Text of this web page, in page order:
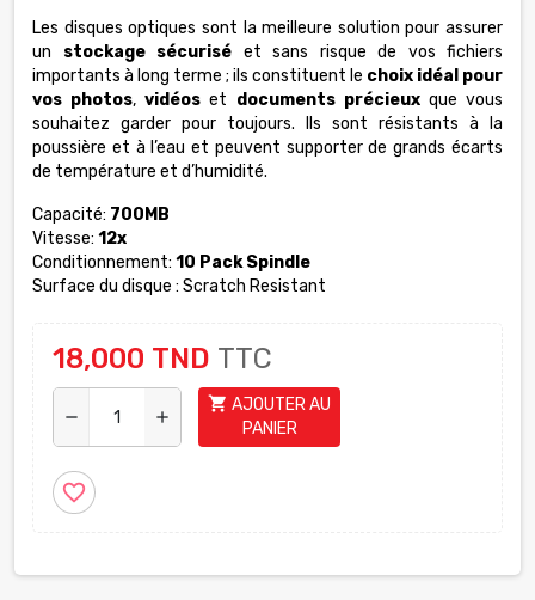
Les disques optiques sont la meilleure solution pour assurer
un stockage sécurisé et sans risque de vos fichiers
importants à long terme ; ils constituent le choix idéal pour
vos photos,vidéos et documents précieuxque vous
souhaitez garder pour toujours. Ils sont résistants à la
poussière et à l’eau et peuvent supporter de grands écarts
de température et d’humidité.
Capacité: 700MB
Vitesse: 12x
Conditionnement: 10 Pack Spindle
Surface du disque : Scratch Resistant
18,000 TND TTC
remove add
shopping_cart AJOUTER AU
PANIER
favorite_border